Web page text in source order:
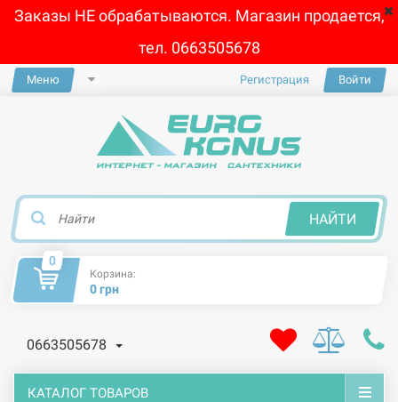
Заказы НЕ обрабатываются. Магазин продается,
тел. 0663505678
Меню Регистрация Войти
НАЙТИ
0
Корзина:
0 грн
0663505678
КАТАЛОГ ТОВАРОВ